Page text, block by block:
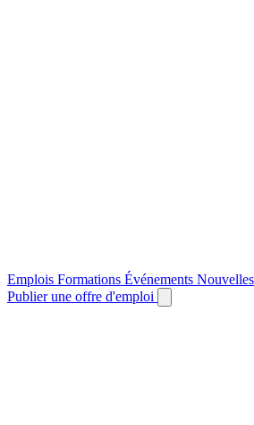
Emplois Formations Événements Nouvelles
Publier une offre d'emploi